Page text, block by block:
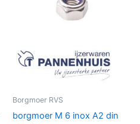
Borgmoer RVS
borgmoer M 6 inox A2 din